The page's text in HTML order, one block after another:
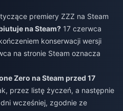
premiery ZZZ na Steam
na Steam? 17 czerwca
konserwacji wersji
na stronie Steam oznacza
Zero na Steam przed 17
przez listę życzeń, a następnie
wcześniej, zgodnie ze